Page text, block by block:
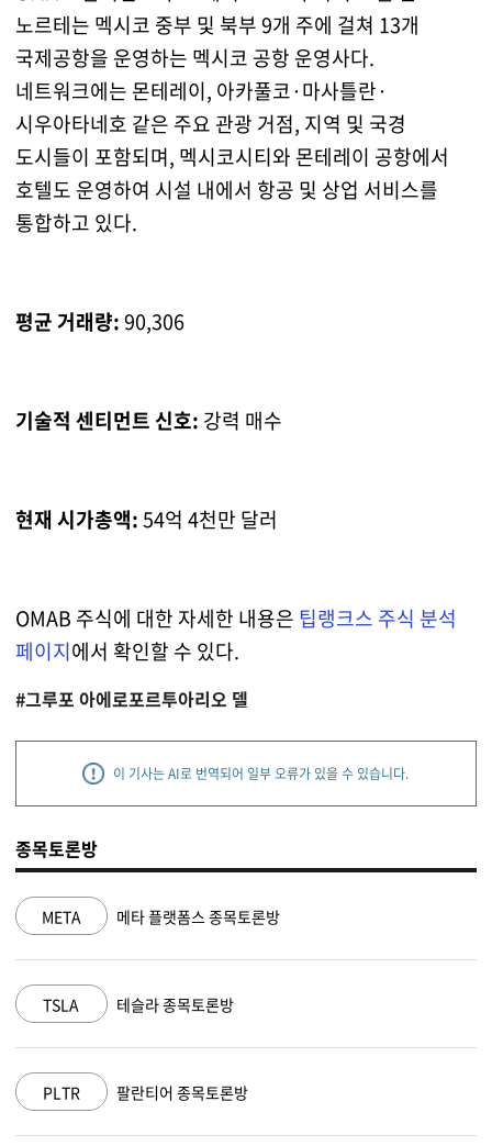
노르테는 멕시코 중부 및 북부 9개 주에 걸쳐 13개
국제공항을 운영하는 멕시코 공항 운영사다.
네트워크에는 몬테레이, 아카풀코·마사틀란·
시우아타네호 같은 주요 관광 거점, 지역 및 국경
도시들이 포함되며, 멕시코시티와 몬테레이 공항에서
호텔도 운영하여 시설 내에서 항공 및 상업 서비스를
통합하고 있다.
평균 거래량:90,306
기술적 센티먼트 신호: 강력 매수
현재 시가총액:54억 4천만 달러
OMAB 주식에 대한 자세한 내용은 팁랭크스 주식 분석
페이지에서 확인할 수 있다.
#그루포 아에로포르투아리오 델
이 기사는 AI로 번역되어 일부 오류가 있을 수 있습니다.
종목토론방
NVDA 엔비디아 종목토론방
MSFT 마이크로소프트 종목토론방
AAPL 애플 종목토론방